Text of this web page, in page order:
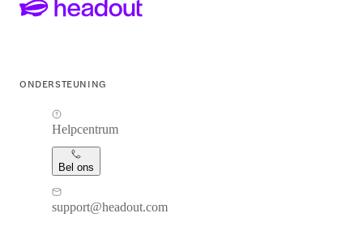
ONDERSTEUNING
Helpcentrum
Bel ons
support@headout.com